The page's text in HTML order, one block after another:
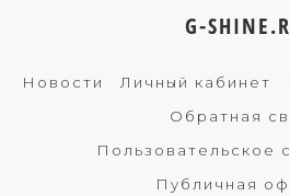
G-
Новости Личный кабинет
Обратная
Пользовательское
Публичная